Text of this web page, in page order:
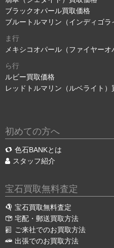
ブラックオパール買取価格
ブルートルマリン（インディゴラ
ま行
メキシコオパール（ファイヤー
ら行
ルビー買取価格
レッドトルマリン（ルベライト）
初めての方へ
色石BANKとは
スタッフ紹介
宝石買取無料査定
宝石買取無料査定
宅配・郵送買取方法
ご来社でのお買取方法
出張でのお買取方法